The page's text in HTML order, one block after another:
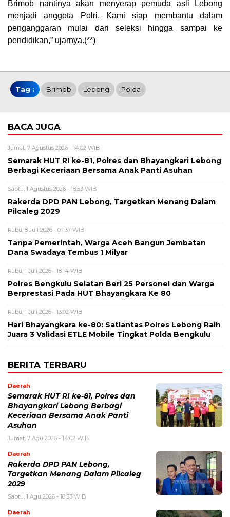
Brimob nantinya akan menyerap pemuda asli Lebong
menjadi anggota Polri. Kami siap membantu dalam
penganggaran mulai dari seleksi hingga sampai ke
pendidikan,” ujarnya.(**)
Tag : Brimob Lebong Polda
BACA JUGA
Jumat, 7 Agustus 2026 - 14:02 WIB
Semarak HUT RI ke-81, Polres dan Bhayangkari Lebong
Berbagi Keceriaan Bersama Anak Panti Asuhan
Sabtu, 1 Agustus 2026 - 18:53 WIB
Rakerda DPD PAN Lebong, Targetkan Menang Dalam
Pilcaleg 2029
Rabu, 8 Juli 2026 - 07:37 WIB
Tanpa Pemerintah, Warga Aceh Bangun Jembatan
Dana Swadaya Tembus 1 Milyar
Rabu, 1 Juli 2026 - 18:14 WIB
Polres Bengkulu Selatan Beri 25 Personel dan Warga
Berprestasi Pada HUT Bhayangkara Ke 80
Rabu, 1 Juli 2026 - 13:02 WIB
Hari Bhayangkara ke-80: Satlantas Polres Lebong Raih
Juara 3 Validasi ETLE Mobile Tingkat Polda Bengkulu
BERITA TERBARU
Daerah
Semarak HUT RI ke-81, Polres dan
Bhayangkari Lebong Berbagi
Keceriaan Bersama Anak Panti
Asuhan
Jumat, 7 Agu 2026 - 14:02 WIB
Daerah
Rakerda DPD PAN Lebong,
Targetkan Menang Dalam Pilcaleg
2029
Sabtu, 1 Agu 2026 - 18:53 WIB
Daerah